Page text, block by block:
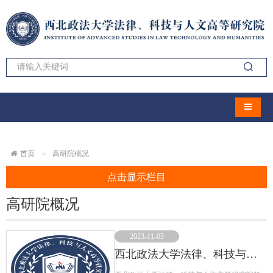
导航切
首页 高研院概况
点击显示栏目
高研院概况
2023-11-05
西北政法大学法律、科技与人文高等研究院简介